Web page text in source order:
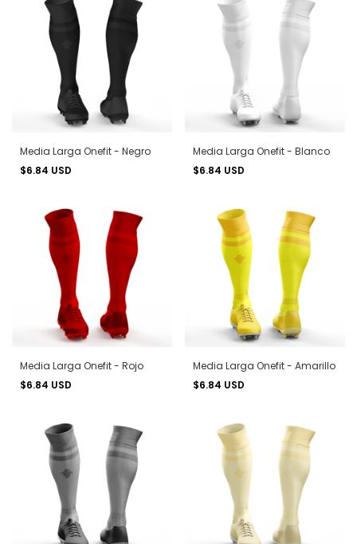
Media Larga Onefit - Negro
$6.84 USD
Media Larga Onefit - Blanco
$6.84 USD
Media Larga Onefit - Rojo
$6.84 USD
Media Larga Onefit - Amarillo
$6.84 USD